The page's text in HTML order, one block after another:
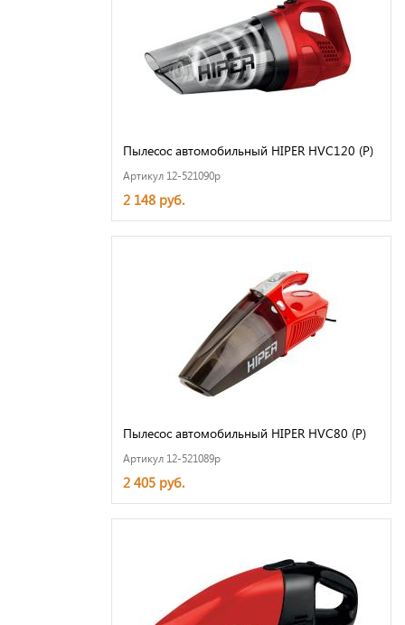
Пылесос автомобильный HIPER HVC120 (Р)
Артикул 12-521090p
2 148 руб.
Пылесос автомобильный HIPER HVC80 (Р)
Артикул 12-521089p
2 405 руб.